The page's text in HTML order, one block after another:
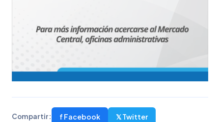
Compartir: f Facebook 𝕏 Twitter